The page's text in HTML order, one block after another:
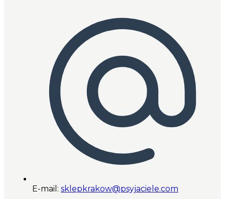
E-mail: sklepkrakow@psyjaciele.com